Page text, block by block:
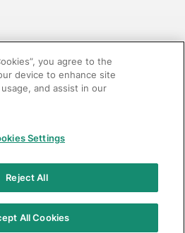
GC：特定商取引法に基づく表記
無断転載禁止
情報保護方針
クッキーポリシー
クアラルンプール原則対応方針
you agree to the
device to enhance site
and assist in our
Settings
Reject All
All Cookies